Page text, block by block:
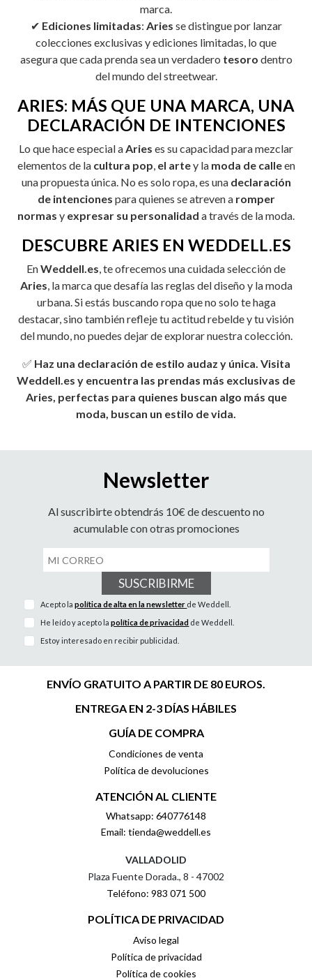
marca.
✔ Ediciones limitadas: Aries se distingue por lanzar
colecciones exclusivas y ediciones limitadas, lo que
asegura que cada prenda sea un verdadero tesoro dentro
del mundo del streetwear.
ARIES: MÁS QUE UNA MARCA, UNA
DECLARACIÓN DE INTENCIONES
Lo que hace especial aAries es su capacidad para mezclar
elementos de la cultura pop, el artey la moda de calleen
una propuesta única. No es solo ropa, es una declaración
de intenciones para quienes se atreven a romper
normas y expresar su personalidad a través de la moda.
DESCUBRE ARIES EN WEDDELL.ES
EnWeddell.es, te ofrecemos una cuidada selección de
Aries, la marca que desafía las reglas del diseño y la moda
urbana. Si estás buscando ropa que no solo te haga
destacar, sino también refleje tu actitud rebelde y tu visión
del mundo, no puedes dejar de explorar nuestra colección.
✅ Haz una declaración de estilo audaz y única. Visita
Weddell.es y encuentra las prendas más exclusivas de
Aries, perfectas para quienes buscan algo más que
moda, buscan un estilo de vida.
Newsletter
Al suscribirte obtendrás 10€ de descuento no
acumulable con otras promociones
SUSCRIBIRME
Acepto lapolítica de alta en la newsletter de Weddell.
He leído y acepto lapolítica de privacidad de Weddell.
Estoy interesado en recibir publicidad.
ENVÍO GRATUITO A PARTIR DE 80 EUROS.
ENTREGA EN 2-3 DÍAS HÁBILES
GUÍA DE COMPRA
Condiciones de venta
Política de devoluciones
ATENCIÓN AL CLIENTE
Whatsapp: 640776148
Email: tienda@weddell.es
VALLADOLID
Plaza Fuente Dorada., 8 - 47002
Teléfono: 983 071 500
POLÍTICA DE PRIVACIDAD
Aviso legal
Política de privacidad
Política de cookies